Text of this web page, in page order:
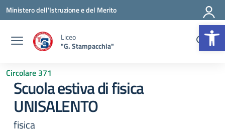
Vai ai contenuti
Vai al menu di navigazione
Vai al footer
Ministero dell'Istruzione e del Merito
Liceo
"G. Stampacchia"
Circolare 371
Scuola estiva di fisica
UNISALENTO
fisica